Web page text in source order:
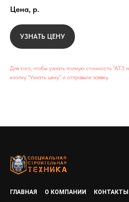
Цена, р.
УЗНАТЬ ЦЕНУ
Для того, чтобы узнать полную стоимость
кнопку "Узнать цену" и отправьте заявку.
ГЛАВНАЯ О КОМПАНИИ КОНТАКТЫ